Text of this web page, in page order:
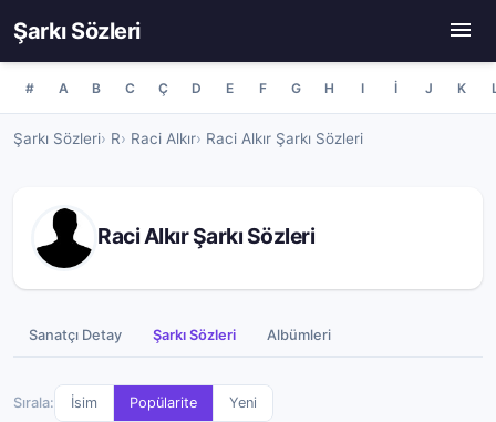
Şarkı Sözleri
# A B C Ç D E F G H I İ J K
Şarkı Sözleri R Raci Alkır Raci Alkır Şarkı Sözleri
Raci Alkır Şarkı Sözleri
Sanatçı Detay Şarkı Sözleri Albümleri
Sırala: İsim Popülarite Yeni